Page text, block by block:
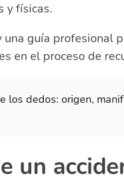
y físicas.
guía profesional
en el proceso de
los dedos: origen,
un